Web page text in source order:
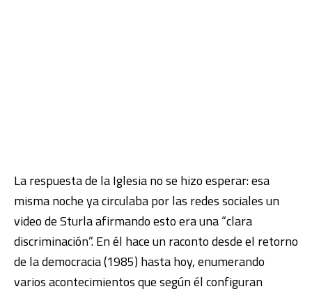
La respuesta de la Iglesia no se hizo esperar: esa
misma noche ya circulaba por las redes sociales un
video de Sturla afirmando esto era una “clara
discriminación”. En él hace un raconto desde el retorno
de la democracia (1985) hasta hoy, enumerando
varios acontecimientos que según él configuran